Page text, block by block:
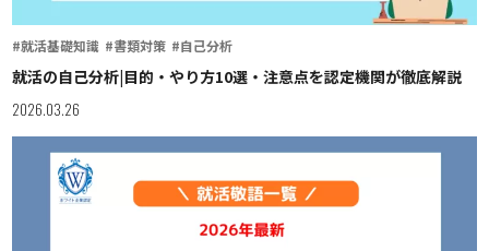
#就活基礎知識 #書類対策 #自己分析
就活の自己分析|目的・やり方10選・注意点を認定機関が徹底解説
2026.03.26